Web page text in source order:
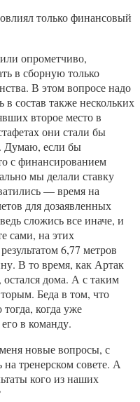
только финансовый
опрометчиво,
в сборную только
В этом вопросе надо
состав также нескольких
второе место в
они стали бы
Думаю, если бы
с финансированием
мы делали ставку
— время на
для дозаявленных
сложись все иначе, и
сами, на этих
6,77 метров
В то время, как Артак
дома. А с таким
Беда в том, что
когда уже
в команду.
новые вопросы, с
тренерском совете. А
кого из наших